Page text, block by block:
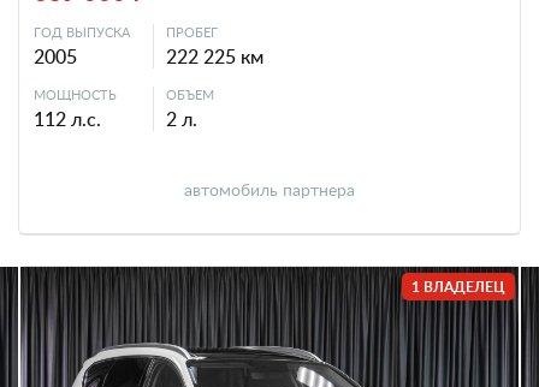
ГОД ВЫПУСКА
2005
ПРОБЕГ
222 225 км
МОЩНОСТЬ
112 л.с.
ОБЪЕМ
2 л.
автомобиль партнера
1 ВЛАДЕЛЕЦ